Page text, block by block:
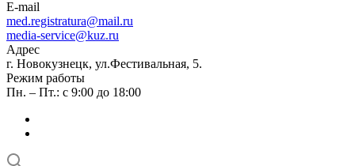
E-mail
med.registratura@mail.ru
media-service@kuz.ru
Адрес
г. Новокузнецк, ул.Фестивальная, 5.
Режим работы
Пн. – Пт.: с 9:00 до 18:00